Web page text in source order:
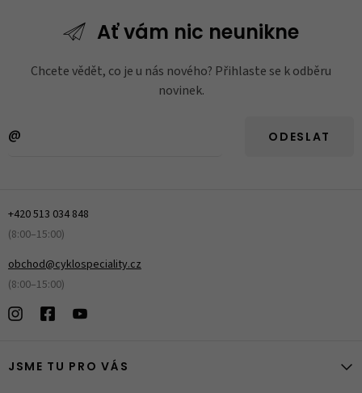
Ať vám nic neunikne
Chcete vědět, co je u nás nového? Přihlaste se k odběru
novinek.
ODESLAT
+420 513 034 848
(8:00–15:00)
obchod@cyklospeciality.cz
(8:00–15:00)
JSME TU PRO VÁS